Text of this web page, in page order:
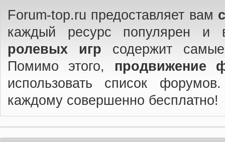
Forum-top.ru предоставляет вам
каждый ресурс популярен
ролевых игр содержит
Помимо этого, продвижение
использовать список
каждому совершенно бесплатно!